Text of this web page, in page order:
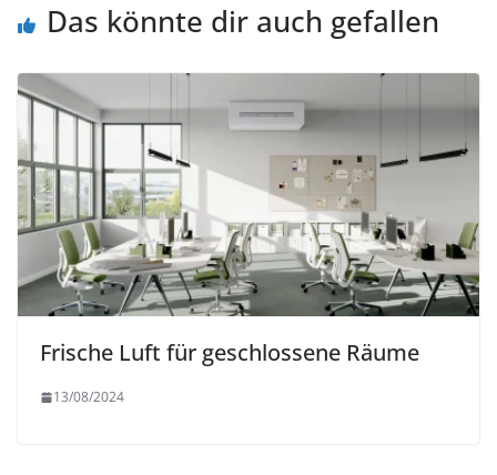
Das könnte dir auch gefallen
Frische Luft für geschlossene Räume
13/08/2024